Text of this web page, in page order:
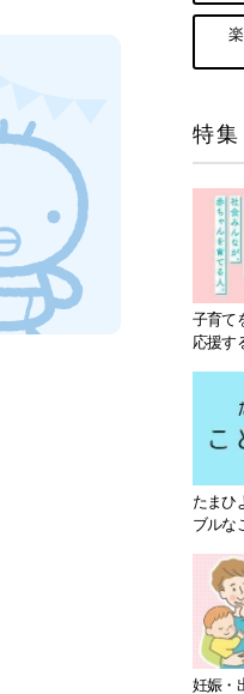
特集
子育て
応援す
たまひ
ブルな
妊娠・